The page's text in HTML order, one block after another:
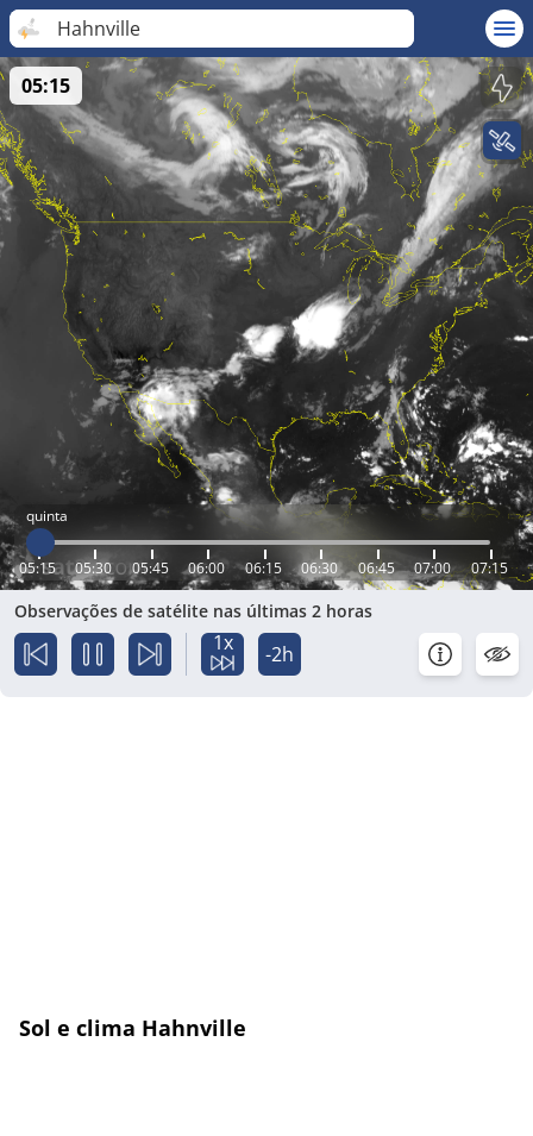
Hahnville
quinta
05:15 05:30 05:45 06:00 06:15 06:30 06:45 07:00 07:15
05:15
Observações de satélite nas últimas 2 horas
1x -2h
Sol e clima Hahnville